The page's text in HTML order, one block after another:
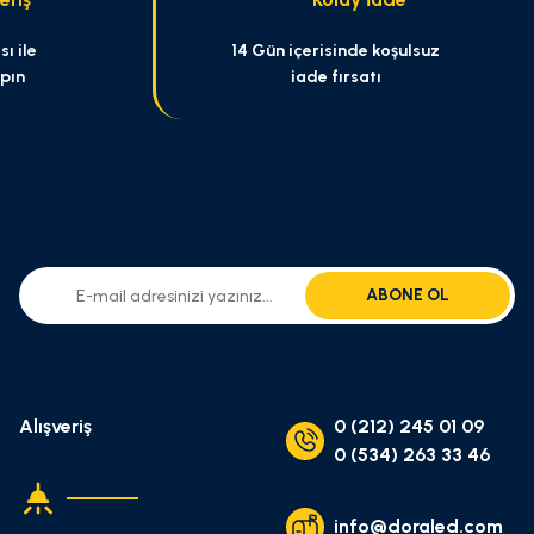
ile
14 Gün içerisinde koşulsuz
iade fırsatı
ABONE OL
Alışveriş
0 (212) 245 01 09
0 (534) 263 33 46
info@doraled.com